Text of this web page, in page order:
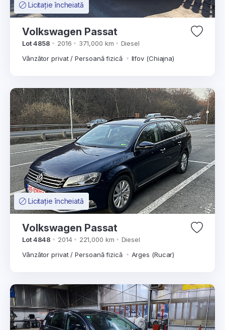
Licitație încheiată
Volkswagen Passat
Lot 4858 2016 371,000 km
Diesel
Vânzător privat / Persoană fizică
Ilfov (Chiajna)
Licitație încheiată
Volkswagen Passat
Lot 4848 2014 221,000 km
Diesel
Vânzător privat / Persoană fizică
Arges (Rucar)